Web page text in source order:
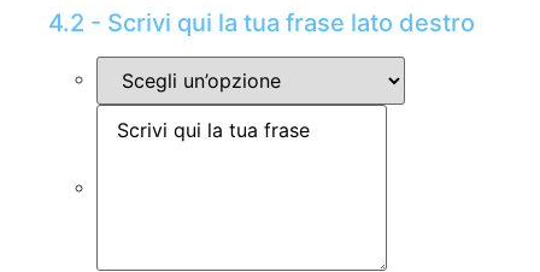
4.2 - Scrivi qui la tua frase lato destro